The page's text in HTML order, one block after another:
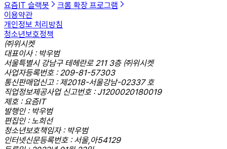
요즘IT 슬랙봇
크롬 확장 프로그램
이용약관
개인정보 처리방침
청소년보호정책
㈜위시켓
대표이사 : 박우범
서울특별시 강남구 테헤란로 211 3층 ㈜위시켓
사업자등록번호 : 209-81-57303
통신판매업신고 : 제2018-서울강남-02337 호
직업정보제공사업 신고번호 : J1200020180019
제호 : 요즘IT
발행인 : 박우범
편집인 : 노희선
청소년보호책임자 : 박우범
인터넷신문등록번호 : 서울,아54129